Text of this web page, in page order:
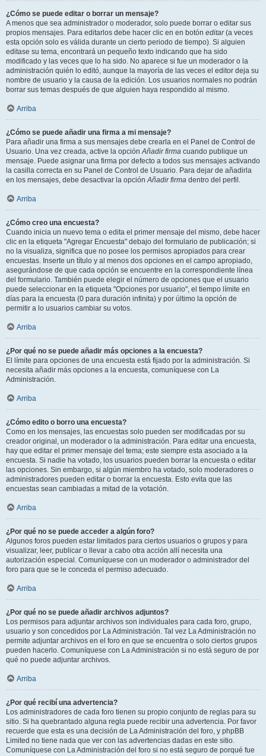
¿Cómo se puede editar o borrar un mensaje?
A menos que sea administrador o moderador, solo puede borrar o editar sus
propios mensajes. Para editarlos debe hacer clic en en botón editar(a veces
esta opción solo es válida durante un cierto periodo de tiempo). Si alguien
editase su tema, encontrará un pequeño texto indicando que ha sido
modificado y las veces que lo ha sido. No aparece si fue un moderador o la
administración quién lo editó, aunque la mayoría de las veces el editor deja su
nombre de usuario y la causa de la edición. Los usuarios normales no podrán
borrar sus temas después de que alguien haya respondido al mismo.
Arriba
¿Cómo se puede añadir una firma a mi mensaje?
Para añadir una firma a sus mensajes debe crearla en el Panel de Control de
Usuario. Una vez creada, active la opción Añadir firma cuando publique un
mensaje. Puede asignar una firma por defecto a todos sus mensajes activando
la casilla correcta en su Panel de Control de Usuario. Para dejar de añadirla
en los mensajes, debe desactivar la opción Añadir firma dentro del perfil.
Arriba
¿Cómo creo una encuesta?
Cuando inicia un nuevo tema o edita el primer mensaje del mismo, debe hacer
clic en la etiqueta "Agregar Encuesta" debajo del formulario de publicación; si
no la visualiza, significa que no posee los permisos apropiados para crear
encuestas. Inserte un título y al menos dos opciones en el campo apropiado,
asegurándose de que cada opción se encuentre en la correspondiente línea
del formulario. También puede elegir el número de opciones que el usuario
puede seleccionar en la etiqueta "Opciones por usuario", el tiempo límite en
días para la encuesta (0 para duración infinita) y por último la opción de
permitir a lo usuarios cambiar su votos.
Arriba
¿Por qué no se puede añadir más opciones a la encuesta?
El límite para opciones de una encuesta está fijado por la administración. Si
necesita añadir más opciones a la encuesta, comuníquese con La
Administración.
Arriba
¿Cómo edito o borro una encuesta?
Como en los mensajes, las encuestas solo pueden ser modificadas por su
creador original, un moderador o la administración. Para editar una encuesta,
hay que editar el primer mensaje del tema; este siempre esta asociado a la
encuesta. Si nadie ha votado, los usuarios pueden borrar la encuesta o editar
las opciones. Sin embargo, si algún miembro ha votado, solo moderadores o
administradores pueden editar o borrar la encuesta. Esto evita que las
encuestas sean cambiadas a mitad de la votación.
Arriba
¿Por qué no se puede acceder a algún foro?
Algunos foros pueden estar limitados para ciertos usuarios o grupos y para
visualizar, leer, publicar o llevar a cabo otra acción allí necesita una
autorización especial. Comuníquese con un moderador o administrador del
foro para que se le conceda el permiso adecuado.
Arriba
¿Por qué no se puede añadir archivos adjuntos?
Los permisos para adjuntar archivos son individuales para cada foro, grupo,
usuario y son concedidos por La Administración. Tal vez La Administración no
permite adjuntar archivos en el foro en que se encuentra o solo ciertos grupos
pueden hacerlo. Comuníquese con La Administración si no está seguro de por
qué no puede adjuntar archivos.
Arriba
¿Por qué recibí una advertencia?
Los administradores de cada foro tienen su propio conjunto de reglas para su
sitio. Si ha quebrantado alguna regla puede recibir una advertencia. Por favor
recuerde que esta es una decisión de La Administración del foro, y phpBB
Limited no tiene nada que ver con las advertencias dadas en este sitio.
Comuníquese con La Administración del foro si no está seguro de porqué fue